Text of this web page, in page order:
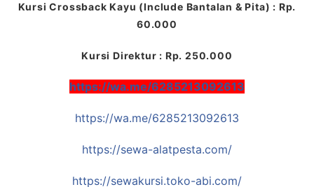
Kursi Crossback Kayu (Include Bantalan & Pita) : Rp.
60.000
Kursi Direktur : Rp. 250.000
https://wa.me/6285213092613
https://wa.me/6285213092613
https://sewa-alatpesta.com/
https://sewakursi.toko-abi.com/